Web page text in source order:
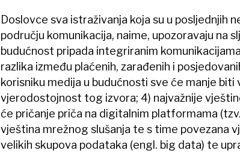
Doslovce sva istraživanja koja su u posljednjih
području komunikacija, naime, upozoravaju na
budućnost pripada integriranim
razlika između plaćenih, zarađenih i
korisniku medija u budućnosti sve će manje biti
vjerodostojnost tog izvora; 4) najvažnije
će pričanje priča na digitalnim platformama
vještina mrežnog slušanja te s time povezana
velikih skupova podataka (engl. big data) te